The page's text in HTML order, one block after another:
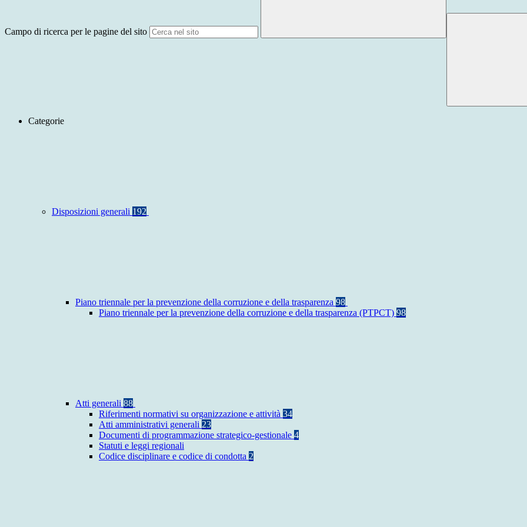
Campo di ricerca per le pagine del sito
Categorie
Disposizioni generali 192
Piano triennale per la prevenzione della corruzione e della trasparenza 98
Piano triennale per la prevenzione della corruzione e della trasparenza (PTPCT) 98
Atti generali 88
Riferimenti normativi su organizzazione e attività 34
Atti amministrativi generali 23
Documenti di programmazione strategico-gestionale 4
Statuti e leggi regionali
Codice disciplinare e codice di condotta 2